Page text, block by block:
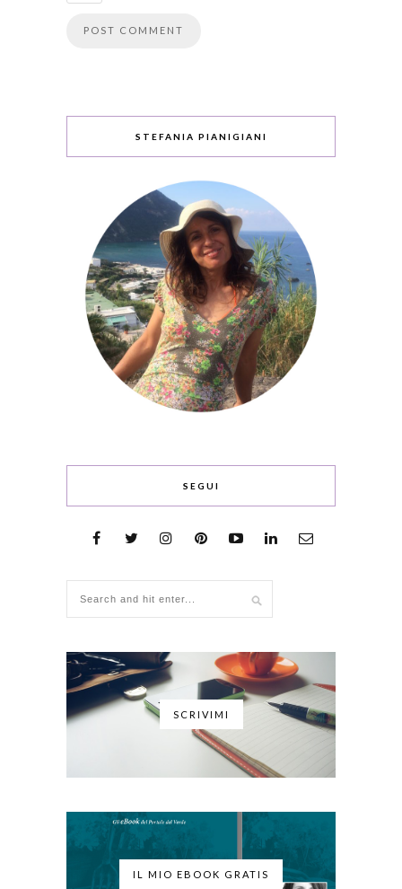
STEFANIA PIANIGIANI
SEGUI
SCRIVIMI
IL MIO EBOOK GRATIS